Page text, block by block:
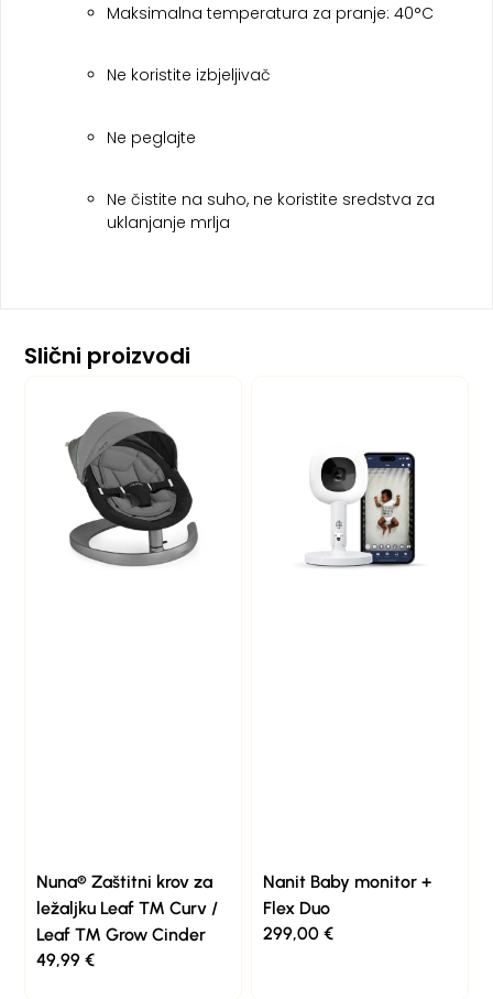
Maksimalna temperatura za pranje: 40°C
Ne koristite izbjeljivač
Ne peglajte
Ne čistite na suho, ne koristite sredstva za
uklanjanje mrlja
Slični proizvodi
Nuna® Zaštitni krov za
ležaljku Leaf ™ Curv /
Leaf ™ Grow Cinder
49,99€
Nanit Baby monitor +
Flex Duo
299,00 €